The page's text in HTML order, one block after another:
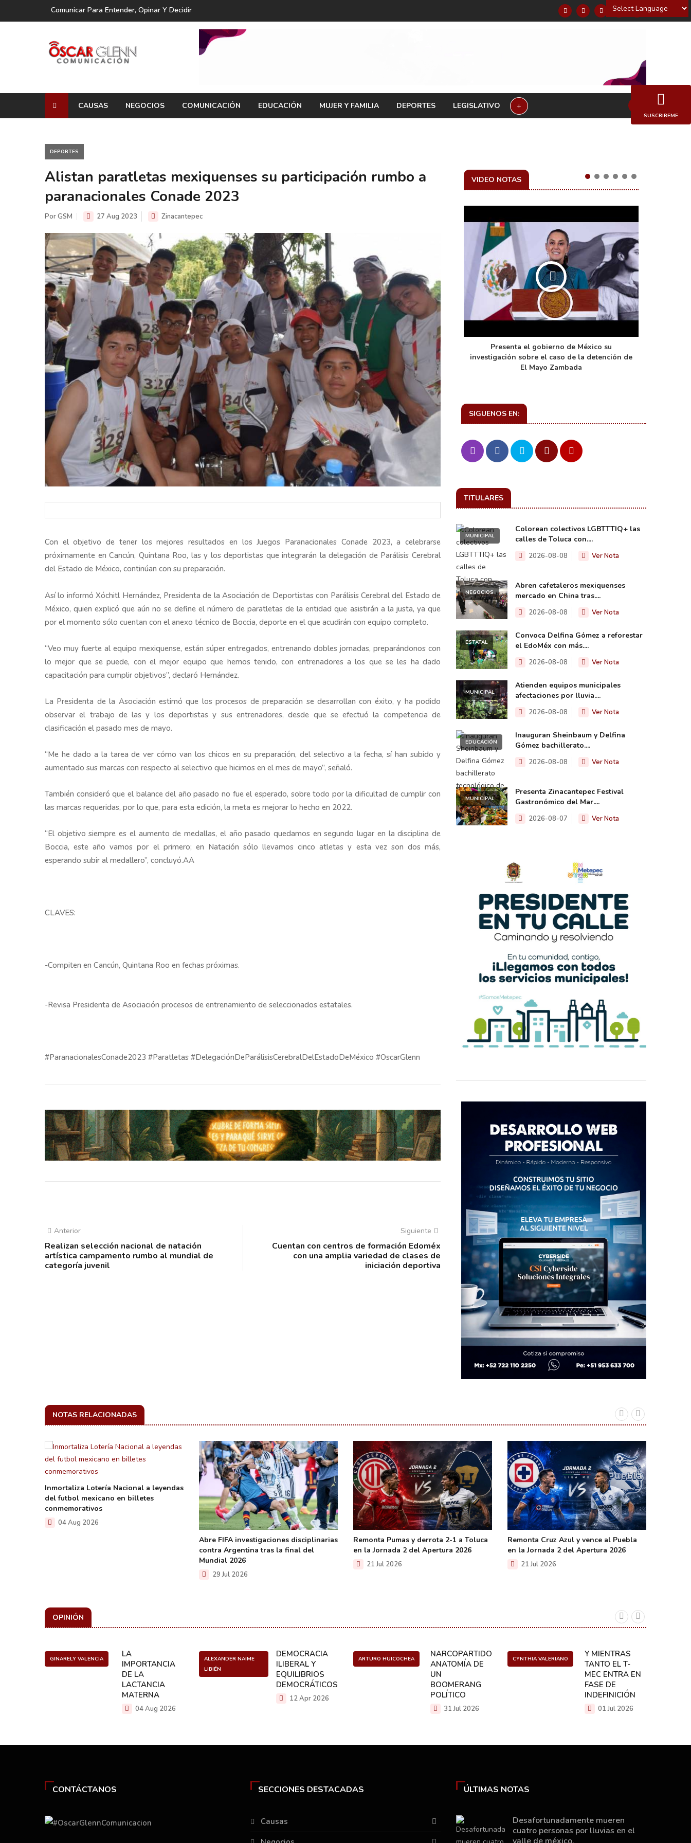
Powered by
Comunicar Para Entender, Opinar Y Decidir
CAUSAS NEGOCIOS COMUNICACIÓN EDUCACIÓN MUJER Y FAMILIA DEPORTES LEGISLATIVO +
DEPORTES
Alistan paratletas mexiquenses su participación rumbo a
paranacionales Conade 2023
Por GSM 27 Aug 2023 Zinacantepec
Con el objetivo de tener los mejores resultados en los Juegos Paranacionales Conade 2023, a celebrarse
próximamente en Cancún, Quintana Roo, las y los deportistas que integrarán la delegación de Parálisis Cerebral
del Estado de México, continúan con su preparación.
Así lo informó Xóchitl Hernández, Presidenta de la Asociación de Deportistas con Parálisis Cerebral del Estado de
México, quien explicó que aún no se define el número de paratletas de la entidad que asistirán a la justa, ya que
por el momento sólo cuentan con el anexo técnico de Boccia, deporte en el que acudirán con equipo completo.
“Veo muy fuerte al equipo mexiquense, están súper entregados, entrenando dobles jornadas, preparándonos con
lo mejor que se puede, con el mejor equipo que hemos tenido, con entrenadores a los que se les ha dado
capacitación para cumplir objetivos”, declaró Hernández.
La Presidenta de la Asociación estimó que los procesos de preparación se desarrollan con éxito, y ha podido
observar el trabajo de las y los deportistas y sus entrenadores, desde que se efectuó la competencia de
clasificación el pasado mes de mayo.
“Me he dado a la tarea de ver cómo van los chicos en su preparación, del selectivo a la fecha, sí han subido y
aumentado sus marcas con respecto al selectivo que hicimos en el mes de mayo”, señaló.
También consideró que el balance del año pasado no fue el esperado, sobre todo por la dificultad de cumplir con
las marcas requeridas, por lo que, para esta edición, la meta es mejorar lo hecho en 2022.
“El objetivo siempre es el aumento de medallas, el año pasado quedamos en segundo lugar en la disciplina de
Boccia, este año vamos por el primero; en Natación sólo llevamos cinco atletas y esta vez son dos más,
esperando subir al medallero”, concluyó.AA
CLAVES:
-Compiten en Cancún, Quintana Roo en fechas próximas.
-Revisa Presidenta de Asociación procesos de entrenamiento de seleccionados estatales.
#ParanacionalesConade2023 #Paratletas #DelegaciónDeParálisisCerebralDelEstadoDeMéxico #OscarGlenn
Anterior
Realizan selección nacional de natación
artística campamento rumbo al mundial de
categoría juvenil
Siguiente
Cuentan con centros de formación Edoméx
con una amplia variedad de clases de
iniciación deportiva
VIDEO NOTAS
en el ejercicio de sus
electorales
Y salió la propuesta de Reforma Electoral de
la Presidenta Sheinbaum
Informa el gobierno federal cómo fue el
operativo de captura de "El Mencho" y sus
reacciones en Jalisco
Presenta el gobierno de México su
investigación sobre el caso de la detención de
El Mayo Zambada
SIGUENOS EN:
TITULARES
MUNICIPAL
Colorean colectivos LGBTTTIQ+ las
calles de Toluca con....
2026-08-08 Ver Nota
NEGOCIOS
Abren cafetaleros mexiquenses
mercado en China tras....
2026-08-08 Ver Nota
ESTATAL
Convoca Delfina Gómez a reforestar
el EdoMéx con más....
2026-08-08 Ver Nota
MUNICIPAL
Atienden equipos municipales
afectaciones por lluvia....
2026-08-08 Ver Nota
EDUCACIÓN
Inauguran Sheinbaum y Delfina
Gómez bachillerato....
2026-08-08 Ver Nota
MUNICIPAL
Presenta Zinacantepec Festival
Gastronómico del Mar....
2026-08-07 Ver Nota
NOTAS RELACIONADAS
Inmortaliza Lotería Nacional a leyendas
del futbol mexicano en billetes
conmemorativos
04 Aug 2026
Abre FIFA investigaciones disciplinarias
contra Argentina tras la final del
Mundial 2026
29 Jul 2026
Remonta Pumas y derrota 2-1 a Toluca
en la Jornada 2 del Apertura 2026
21 Jul 2026
Remonta Cruz Azul y vence al Puebla
en la Jornada 2 del Apertura 2026
21 Jul 2026
OPINIÓN
GINARELY VALENCIA
LA
IMPORTANCIA
DE LA
LACTANCIA
MATERNA
04 Aug 2026
ALEXANDER NAIME
LIBIÉN
DEMOCRACIA
ILIBERAL Y
EQUILIBRIOS
DEMOCRÁTICOS
12 Apr 2026
ARTURO HUICOCHEA
NARCOPARTIDO:
ANATOMÍA DE
UN
BOOMERANG
POLÍTICO
31 Jul 2026
CYNTHIA VALERIANO
Y MIENTRAS
TANTO EL T-
MEC ENTRA EN
FASE DE
INDEFINICIÓN
01 Jul 2026
SUSCRIBEME
CONTÁCTANOS SECCIONES DESTACADAS
Causas
ÚLTIMAS NOTAS
Desafortunadamente mueren
cuatro personas por lluvias en el